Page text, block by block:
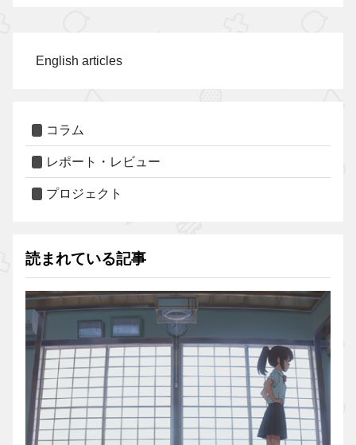
English articles
コラム
レポート・レビュー
プロジェクト
読まれている記事